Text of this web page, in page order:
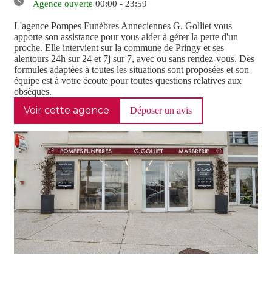
Agence ouverte 00:00 - 23:59
L'agence Pompes Funèbres Anneciennes G. Golliet vous
apporte son assistance pour vous aider à gérer la perte d'un
proche. Elle intervient sur la commune de Pringy et ses
alentours 24h sur 24 et 7j sur 7, avec ou sans rendez-vous. Des
formules adaptées à toutes les situations sont proposées et son
équipe est à votre écoute pour toutes questions relatives aux
obsèques.
Voir cette agence Déposer un avis